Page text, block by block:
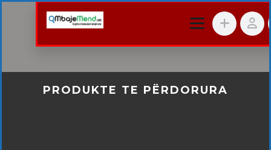
PRODUKTE TE PËRDORURA